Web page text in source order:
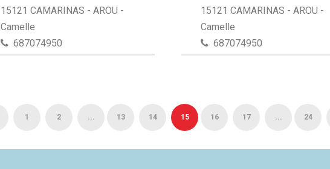
15121 CAMARINAS - AROU -
Camelle
687074950
15121 CAMARINAS - AROU -
Camelle
687074950
1 2 ... 13 14 15 16 17 ... 24